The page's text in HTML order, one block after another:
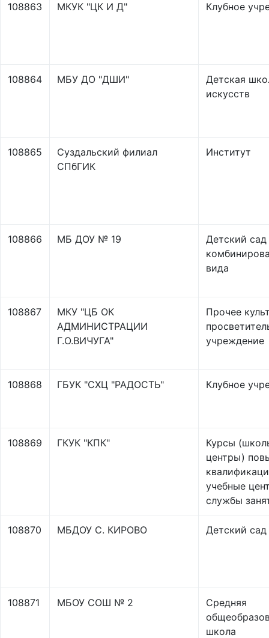
108863 МКУК "ЦК И Д" Клубное
108864 МБУ ДО "ДШИ"
Детская
искусств
108865
Суздальский филиал
СПбГИК
Институт
108866 МБ ДОУ № 19
Детский сад
вида
108867
МКУ "ЦБ ОК
АДМИНИСТРАЦИИ
Г.О.ВИЧУГА"
Прочее
учреждение
108868 ГБУК "СХЦ "РАДОСТЬ" Клубное
108869 ГКУК "КПК"
Курсы
центры)
учебные
службы
108870 МБДОУ С. КИРОВО Детский сад
108871 МБОУ СОШ № 2
Средняя
школа